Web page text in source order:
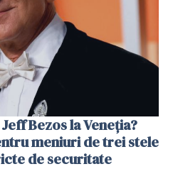
Bezos la Veneția?
meniuri de trei stele
de securitate